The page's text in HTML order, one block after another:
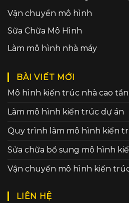
Vận chuyển mô hình
Sữa Chữa Mô Hình
Làm mô hình nhà máy
BÀI VIẾT MỚI
Mô hình kiến trúc nhà cao
Làm mô hình kiến trúc dự án
Quy trình làm mô hình kiến
Sửa chữa bổ sung mô hình
Vận chuyển mô hình kiến
LIÊN HỆ